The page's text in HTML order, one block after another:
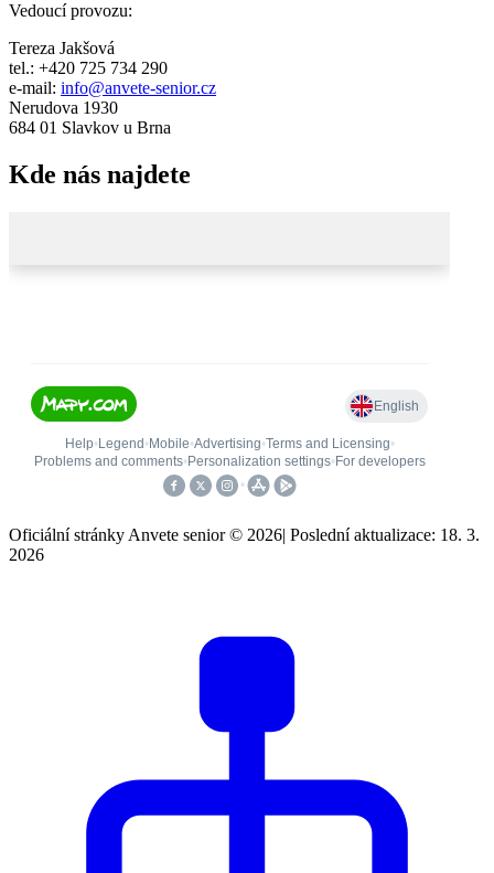
Vedoucí provozu:
Tereza Jakšová
tel.: +420 725 734 290
e-mail: info@anvete-senior.cz
Nerudova 1930
684 01 Slavkov u Brna
Kde nás najdete
Oficiální stránky Anvete senior © 2026| Poslední aktualizace: 18. 3.
2026